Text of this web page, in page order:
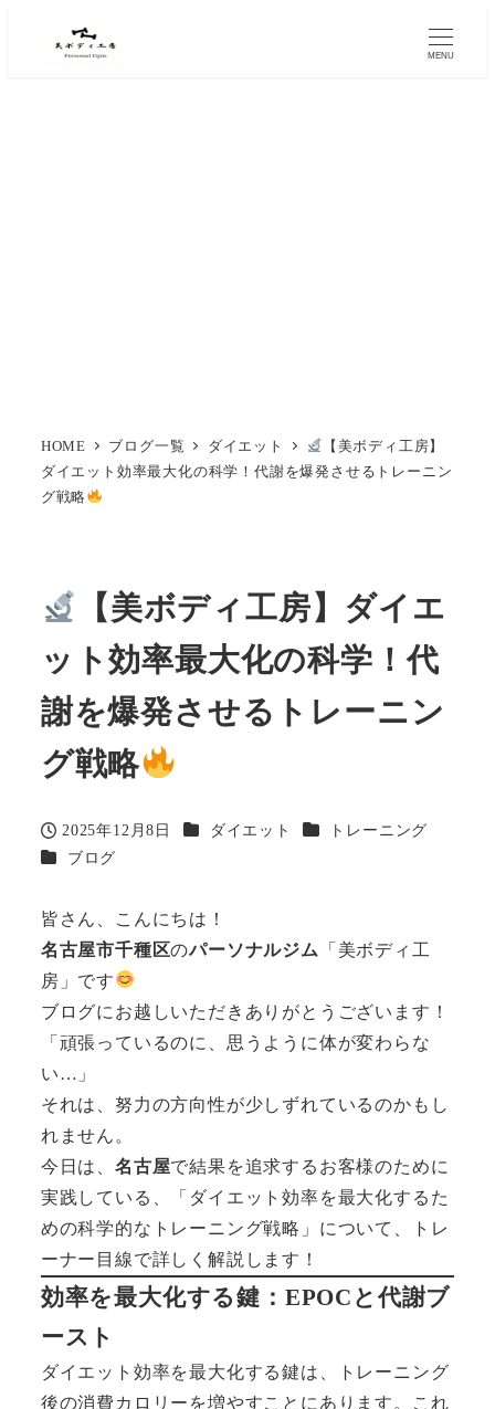
MENU
HOME ブログ一覧 ダイエット
【美ボディ工房】
ダイエット効率最大化の科学！代謝を爆発させるトレーニン
グ戦略
【美ボディ工房】ダイエ
ット効率最大化の科学！代
謝を爆発させるトレーニン
グ戦略
投稿日
2025年12月8日 カテゴリー
ダイエット カテゴリー
トレーニング
カテゴリー
ブログ
皆さん、こんにちは！
名古屋市千種区のパーソナルジム
「美ボディ工
房」です
ブログにお越しいただきありがとうございます！
「頑張っているのに、思うように体が変わらな
い…」
それは、努力の方向性が少しずれているのかもし
れません。
今日は、 名古屋で結果を追求するお客様のために
実践している、「ダイエット効率を最大化するた
めの科学的なトレーニング戦略」について、トレ
ーナー目線で詳しく解説します！
効率を最大化する鍵：EPOCと代謝ブ
ースト
ダイエット効率を最大化する鍵は、トレーニング
後の消費カロリーを増やすことにあります。これ